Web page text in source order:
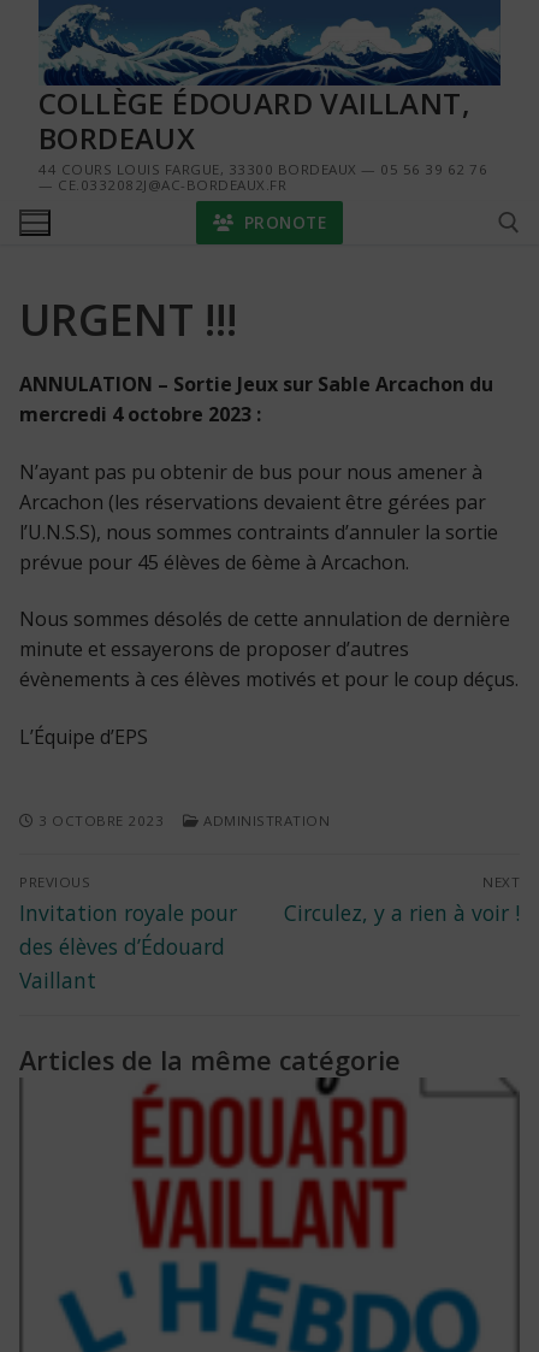
contenu
COLLÈGE ÉDOUARD VAILLANT,
BORDEAUX
44 COURS LOUIS FARGUE, 33300 BORDEAUX — 05 56 39 62 76
— CE.0332082J@AC-BORDEAUX.FR
PRONOTE
URGENT !!!
ANNULATION – Sortie Jeux sur Sable Arcachon du
mercredi 4 octobre 2023 :
N’ayant pas pu obtenir de bus pour nous amener à
Arcachon (les réservations devaient être gérées par
l’U.N.S.S), nous sommes contraints d’annuler la sortie
prévue pour 45 élèves de 6ème à Arcachon.
Nous sommes désolés de cette annulation de dernière
minute et essayerons de proposer d’autres
évènements à ces élèves motivés et pour le coup déçus.
L’Équipe d’EPS
3 OCTOBRE 2023 ADMINISTRATION
Navigation
de
l’article
PREVIOUS
Previous
post:
Invitation royale pour
des élèves d’Édouard
Vaillant
NEXT
Next
Circulez, y a rien à voir !
Articles de la même catégorie